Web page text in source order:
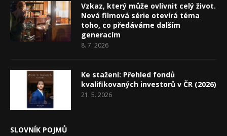
Vzkaz, který může ovlivnit celý život.
Nová filmová série otevírá téma
toho, co předáváme dalším
generacím
8. 7. 2026
Ke stažení: Přehled fondů
kvalifikovaných investorů v ČR (2026)
21. 5. 2026
SLOVNÍK POJMŮ